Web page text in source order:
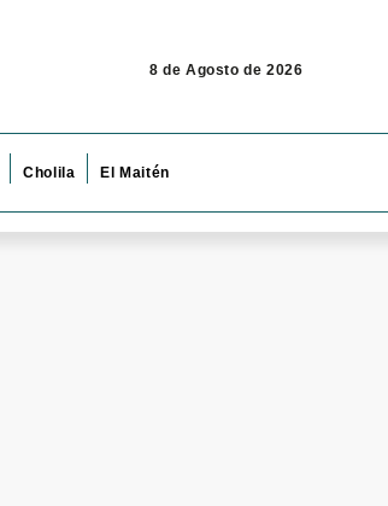
8 de Agosto de 2026
Cholila El Maitén